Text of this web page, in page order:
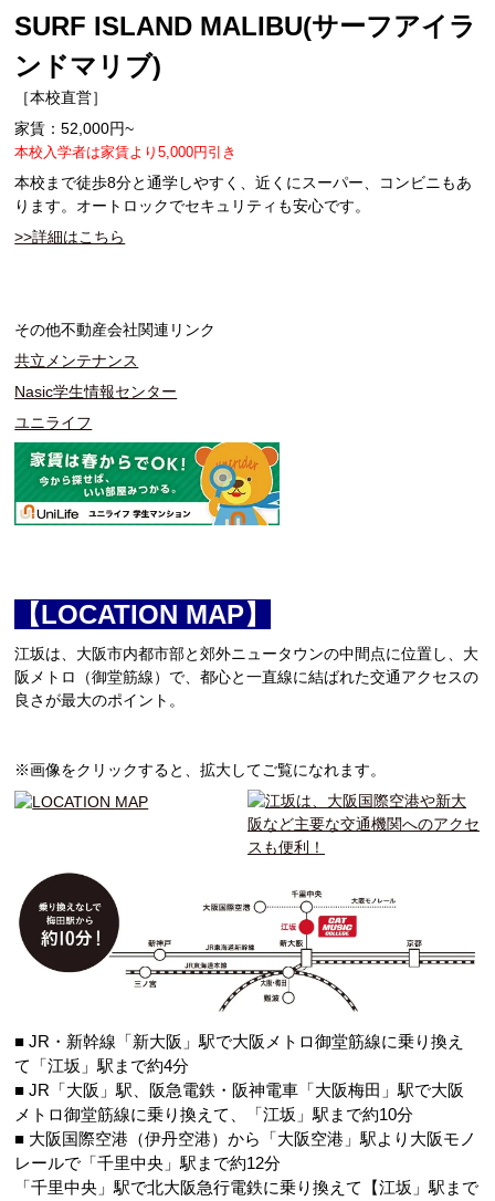
SURF ISLAND MALIBU(サーフアイラ
ンドマリブ)
［本校直営］
家賃：52,000円~
本校入学者は家賃より5,000円引き
本校まで徒歩8分と通学しやすく、近くにスーパー、コンビニもあ
ります。オートロックでセキュリティも安心です。
>>詳細はこちら
その他不動産会社関連リンク
共立メンテナンス
Nasic学生情報センター
ユニライフ
【LOCATION MAP】
江坂は、大阪市内都市部と郊外ニュータウンの中間点に位置し、大
阪メトロ（御堂筋線）で、都心と一直線に結ばれた交通アクセスの
良さが最大のポイント。
※画像をクリックすると、拡大してご覧になれます。
■ JR・新幹線 「新大阪」駅で大阪メトロ御堂筋線に乗り換え
て
「江坂」駅まで約4分
■ JR 「大阪」駅、阪急電鉄・阪神電車 「大阪梅田」駅で大阪
メトロ御堂筋線に乗り換えて、
「江坂」駅まで約10分
■ 大阪国際空港（伊丹空港）から
「大阪空港」駅より大阪モノ
レールで 「千里中央」駅まで約12分
「千里中央」駅で北大阪急行電鉄に乗り換えて
【江坂」駅まで